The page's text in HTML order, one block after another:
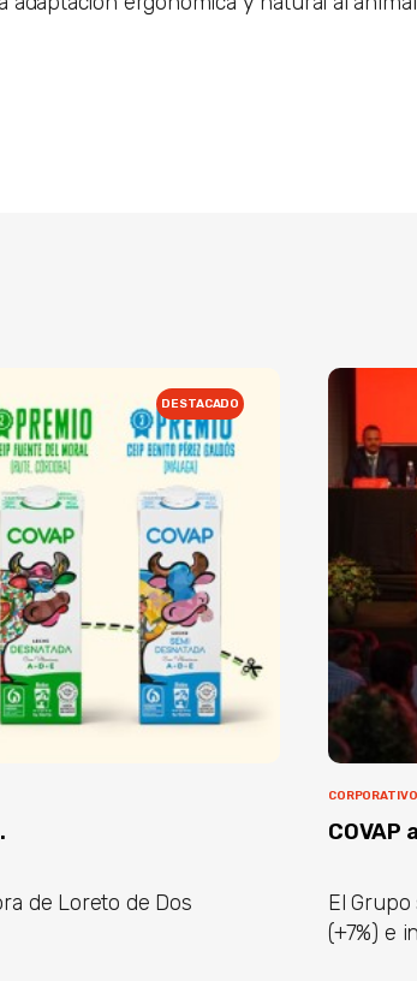
DESTACADO
de Loreto de Dos
CORPORATIVO
COVAP
El
(+7%) e